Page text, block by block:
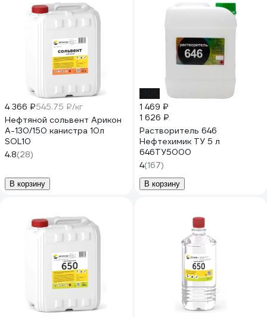
4 366 ₽545.75 ₽/кг
Нефтяной сольвент Арикон
А-130/150 канистра 10л
SOL10
4.8(28)
В корзину
1 469 ₽
1 626 ₽
Растворитель 646
Нефтехимик ТУ 5 л
646ТУ5000
4(167)
В корзину